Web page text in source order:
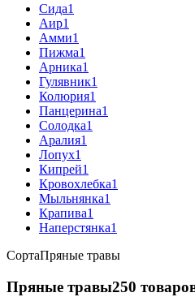
Сида1
Аир1
Амми1
Пижма1
Арника1
Гулявник1
Колюрия1
Панцерина1
Солодка1
Аралия1
Лопух1
Кипрей1
Кровохлебка1
Мыльнянка1
Крапива1
Наперстянка1
СортаПряные травы
Пряные травы250